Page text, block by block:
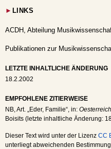
► LINKS
ACDH, Abteilung
Publikationen zur
LETZTE INHALTLICHE ÄNDERUNG
18.2.2002
EMPFOHLENE ZITIERWEISE
NB , Art. „Eder, Familie“, in:
Boisits (letzte inhaltliche Änderung:
Dieser Text wird unter der Lizenz CC
unterliegt abweichenden